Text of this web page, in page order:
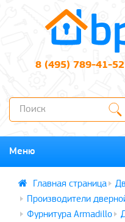
8 (495) 789-41-52
Меню
Производители
Фурнитура Armadillo